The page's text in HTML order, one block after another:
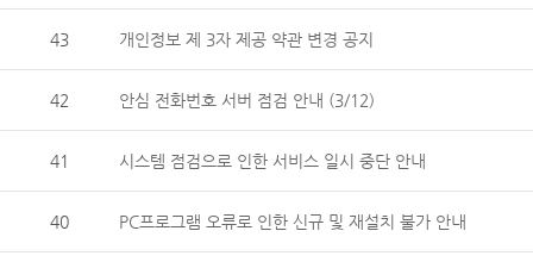
43 개인정보 제 3자 제공 약관 변경 공지
42 안심 전화번호 서버 점검 안내 (3/12)
41 시스템 점검으로 인한 서비스 일시 중단 안내
40 PC프로그램 오류로 인한 신규 및 재설치 불가 안내